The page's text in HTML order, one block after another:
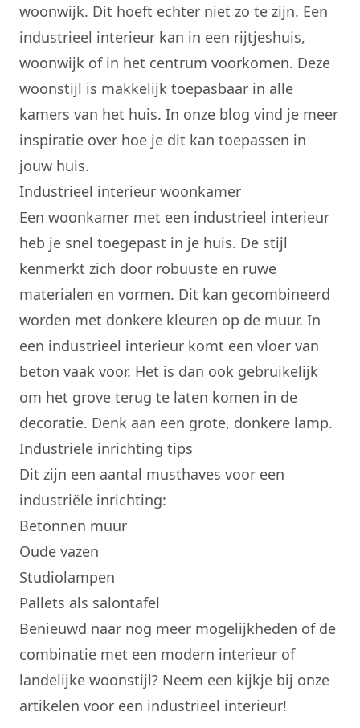
woonwijk. Dit hoeft echter niet zo te zijn. Een
industrieel interieur kan in een rijtjeshuis,
woonwijk of in het centrum voorkomen. Deze
woonstijl is makkelijk toepasbaar in alle
kamers van het huis. In onze blog vind je meer
inspiratie over hoe je dit kan toepassen in
jouw huis.
Industrieel interieur woonkamer
Een woonkamer met een industrieel interieur
heb je snel toegepast in je huis. De stijl
kenmerkt zich door robuuste en ruwe
materialen en vormen. Dit kan gecombineerd
worden met donkere kleuren op de muur. In
een industrieel interieur komt een vloer van
beton vaak voor. Het is dan ook gebruikelijk
om het grove terug te laten komen in de
decoratie. Denk aan een grote, donkere lamp.
Industriële inrichting tips
Dit zijn een aantal musthaves voor een
industriële inrichting:
Betonnen muur
Oude vazen
Studiolampen
Pallets als salontafel
Benieuwd naar nog meer mogelijkheden of de
combinatie met een modern interieur of
landelijke woonstijl? Neem een kijkje bij onze
artikelen voor een industrieel interieur!